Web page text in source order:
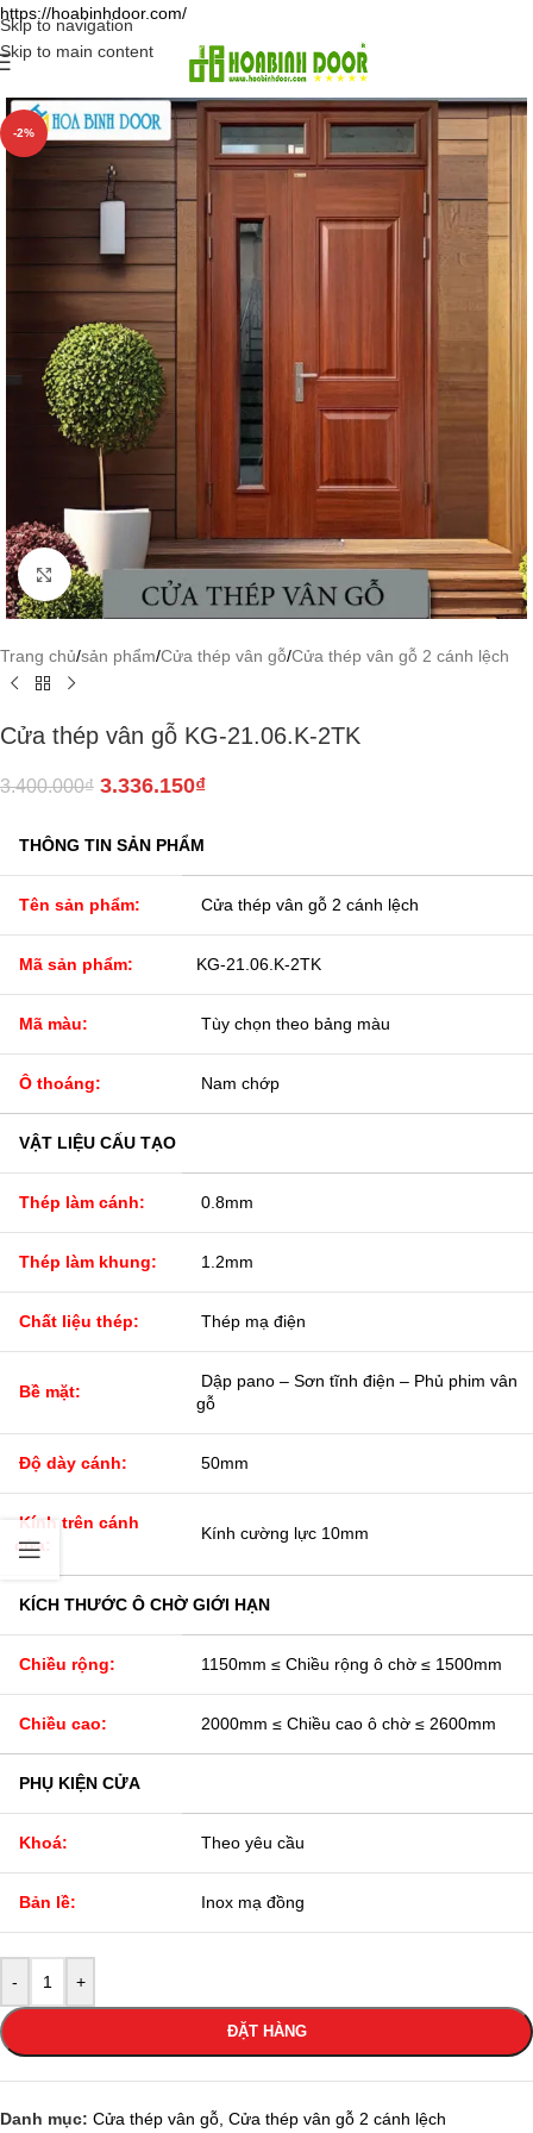
https://hoabinhdoor.com/
Skip to navigation
Skip to main content
-2%
Click to enlarge
Trang chủ/sản phẩm/Cửa thép vân gỗ/Cửa thép vân gỗ 2 cánh lệch
Cửa thép vân gỗ KG-21.06.K-2TK
3.400.000₫ 3.336.150₫
THÔNG TIN SẢN PHẨM
Tên sản phẩm: Cửa thép vân gỗ 2 cánh lệch
Mã sản phẩm: KG-21.06.K-2TK
Mã màu: Tùy chọn theo bảng màu
Ô thoáng: Nam chớp
VẬT LIỆU CẤU TẠO
Thép làm cánh: 0.8mm
Thép làm khung: 1.2mm
Chất liệu thép: Thép mạ điện
Bề mặt:
Dập pano – Sơn tĩnh điện – Phủ phim vân
gỗ
Độ dày cánh: 50mm
Kính trên cánh
cửa:
Kính cường lực 10mm
KÍCH THƯỚC Ô CHỜ GIỚI HẠN
Chiều rộng: 1150mm ≤ Chiều rộng ô chờ ≤ 1500mm
Chiều cao: 2000mm ≤ Chiều cao ô chờ ≤ 2600mm
PHỤ KIỆN CỬA
Khoá: Theo yêu cầu
Bản lề: Inox mạ đồng
- +
ĐẶT HÀNG
Danh mục: Cửa thép vân gỗ Cửa thép vân gỗ 2 cánh lệch